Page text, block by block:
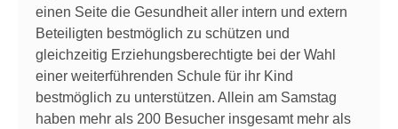
einen Seite die Gesundheit aller intern und extern
Beteiligten bestmöglich zu schützen und
gleichzeitig Erziehungsberechtigte bei der Wahl
einer weiterführenden Schule für ihr Kind
bestmöglich zu unterstützen. Allein am Samstag
haben mehr als 200 Besucher insgesamt mehr als